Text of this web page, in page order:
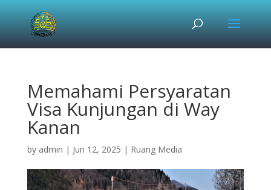
Memahami Persyaratan
Visa Kunjungan di Way
Kanan
by admin | Jun 12, 2025 | Ruang Media